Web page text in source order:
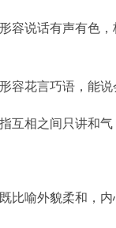
容说话有声有色
容花言巧语，能说
互相之间只讲和气
比喻外貌柔和，